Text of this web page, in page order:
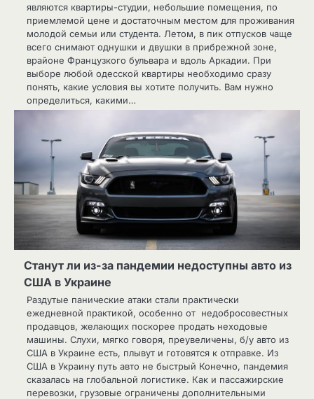
являются квартиры-студии, небольшие помещения, по
приемлемой цене и достаточным местом для проживания
молодой семьи или студента. Летом, в пик отпусков чаще
всего снимают однушки и двушки в прибрежной зоне,
врайоне Французкого бульвара и вдоль Аркадии. При
выборе любой одесской квартиры необходимо сразу
понять, какие условия вы хотите получить. Вам нужно
определиться, какими…
Станут ли из-за пандемии недоступны авто из
США в Украине
Раздутые панические атаки стали практически
ежедневной практикой, особенно от недобросовестных
продавцов, желающих поскорее продать неходовые
машины. Слухи, мягко говоря, преувеличены, б/у авто из
США в Украине есть, плывут и готовятся к отправке. Из
США в Украину путь авто не быстрый Конечно, пандемия
сказалась на глобальной логистике. Как и пассажирские
перевозки, грузовые ограничены дополнительными